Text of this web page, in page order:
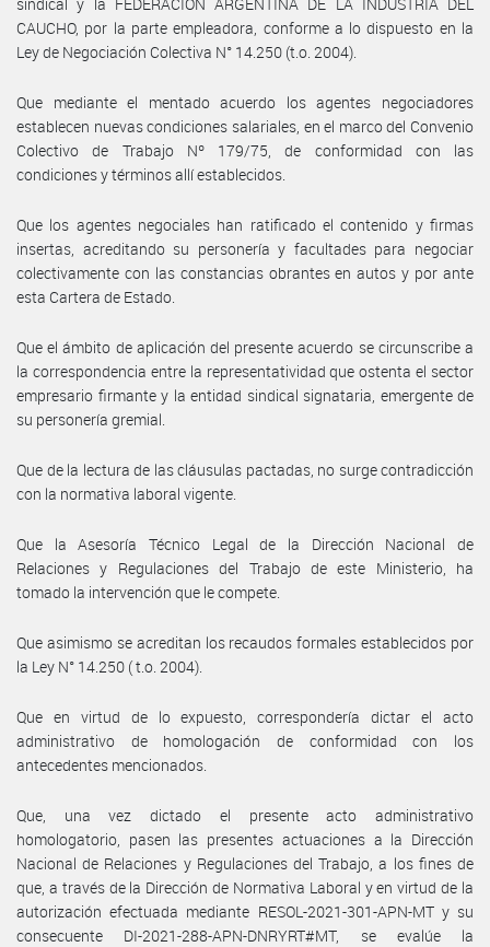
CAUCHO, por la parte empleadora, conforme a lo dispuesto en la
Ley de Negociación Colectiva N° 14.250 (t.o. 2004).
Que mediante el mentado acuerdo los agentes negociadores
establecen nuevas condiciones salariales, en el marco del Convenio
Colectivo de Trabajo Nº 179/75, de conformidad con las
condiciones y términos allí establecidos.
Que los agentes negociales han ratificado el contenido y firmas
insertas, acreditando su personería y facultades para negociar
colectivamente con las constancias obrantes en autos y por ante
esta Cartera de Estado.
Que el ámbito de aplicación del presente acuerdo se circunscribe a
la correspondencia entre la representatividad que ostenta el sector
empresario firmante y la entidad sindical signataria, emergente de
su personería gremial.
Que de la lectura de las cláusulas pactadas, no surge contradicción
con la normativa laboral vigente.
Que la Asesoría Técnico Legal de la Dirección Nacional de
Relaciones y Regulaciones del Trabajo de este Ministerio, ha
tomado la intervención que le compete.
Que asimismo se acreditan los recaudos formales establecidos por
la Ley N° 14.250 ( t.o. 2004).
Que en virtud de lo expuesto, correspondería dictar el acto
administrativo de homologación de conformidad con los
antecedentes mencionados.
Que, una vez dictado el presente acto administrativo
homologatorio, pasen las presentes actuaciones a la Dirección
Nacional de Relaciones y Regulaciones del Trabajo, a los fines de
que, a través de la Dirección de Normativa Laboral y en virtud de la
autorización efectuada mediante RESOL-2021-301-APN-MT y su
consecuente DI-2021-288-APN-DNRYRT#MT, se evalúe la